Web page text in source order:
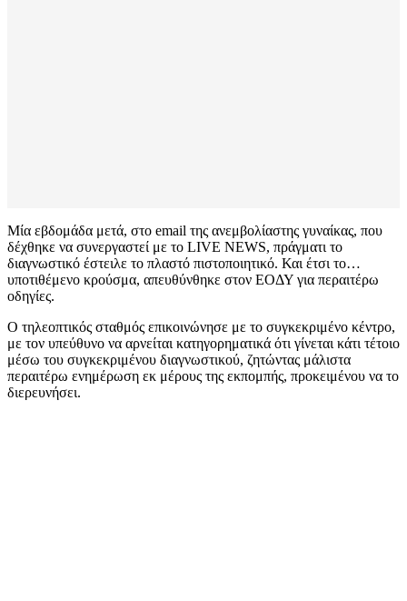
Μία εβδομάδα μετά, στο email της ανεμβολίαστης γυναίκας, που
δέχθηκε να συνεργαστεί με το LIVE NEWS, πράγματι το
διαγνωστικό έστειλε το πλαστό πιστοποιητικό. Και έτσι το…
υποτιθέμενο κρούσμα, απευθύνθηκε στον ΕΟΔΥ για περαιτέρω
οδηγίες.
Ο τηλεοπτικός σταθμός επικοινώνησε με το συγκεκριμένο κέντρο,
με τον υπεύθυνο να αρνείται κατηγορηματικά ότι γίνεται κάτι τέτοιο
μέσω του συγκεκριμένου διαγνωστικού, ζητώντας μάλιστα
περαιτέρω ενημέρωση εκ μέρους της εκπομπής, προκειμένου να το
διερευνήσει.